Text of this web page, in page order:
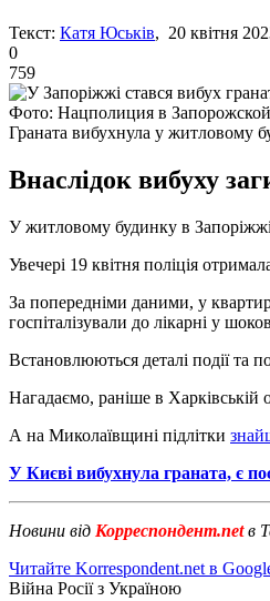
Текст: Катя Юськів, 20 квітня
0
759
Фото: Нацполиция в Запорожской
Граната вибухнула у житловому
Внаслідок вибуху
У житловому будинку в
Увечері 19 квітня поліція
За попередніми даними, у
госпіталізували до лікарні у
Встановлюються деталі події та
Нагадаємо, раніше в Харківській
А на Миколаївщині підлітки
У Києві вибухнула граната, є
Новини від Корреспондент.netв
Читайте Korrespondent.net в
Війна Росії з Україною